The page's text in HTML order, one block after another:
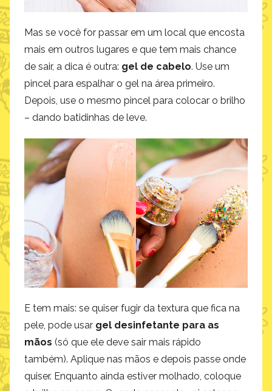
Mas se você for passar em um local que encosta
mais em outros lugares e que tem mais chance
de sair, a dica é outra: gel de cabelo. Use um
pincel para espalhar o gel na área primeiro.
Depois, use o mesmo pincel para colocar o brilho
– dando batidinhas de leve.
E tem mais: se quiser fugir da textura que fica na
pele, pode usar gel desinfetante para as
mãos (só que ele deve sair mais rápido
também). Aplique nas mãos e depois passe onde
quiser. Enquanto ainda estiver molhado, coloque